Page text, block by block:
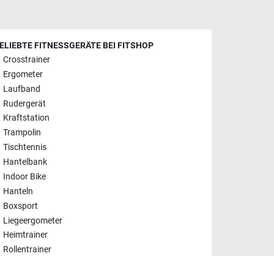
FITNESSGERÄTE BEI FITSHOP
Crosstrainer
Ergometer
Laufband
Rudergerät
Kraftstation
Trampolin
Tischtennis
Hantelbank
Indoor Bike
Hanteln
Boxsport
Liegeergometer
Heimtrainer
Rollentrainer